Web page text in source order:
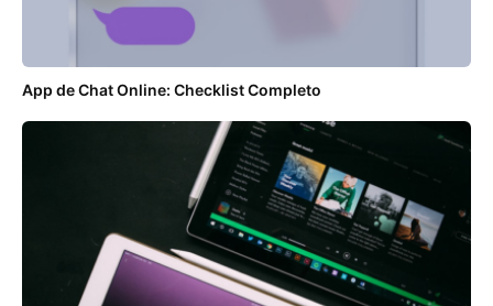
App de Chat Online: Checklist Completo